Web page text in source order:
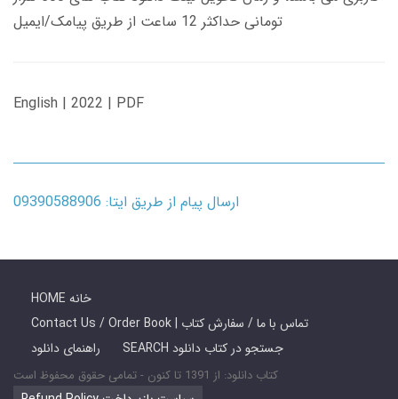
تومانی حداکثر 12 ساعت از طریق پیامک/ایمیل
English | 2022 | PDF
ارسال پیام از طریق ایتا: 09390588906
HOME خانه
Contact Us / Order Book | تماس با ما / سفارش کتاب
راهنمای دانلود
SEARCH جستجو در کتاب دانلود
کتاب دانلود: از 1391 تا کنون - تمامی حقوق محفوظ است